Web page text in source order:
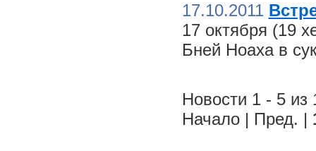
17.10.2011
17 октября (19
Бней Ноаха в
Новости 1 - 5 из
Начало | Пред. |